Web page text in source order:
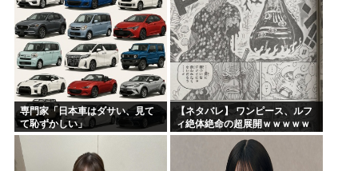
専門家「日本車はダサい、見て
て恥ずかしい」
【ネタバレ】 ワンピース、ルフ
ィ絶体絶命の超展開ｗｗｗｗｗ
ｗｗｗｗｗｗｗｗｗｗｗｗｗｗ
ｗｗｗｗｗｗｗｗｗｗｗｗｗｗ
ｗｗｗｗｗｗｗｗｗｗｗｗ...